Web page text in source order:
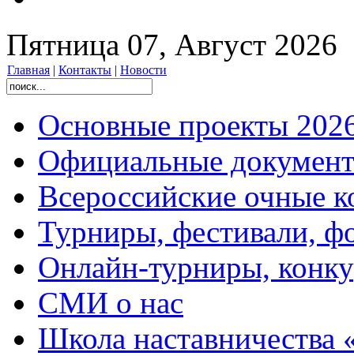
Пятница 07, Август 2026
Главная | Контакты | Новости
Основные проекты
Официальные
Всероссийские очные
Турниры, фестивали,
Онлайн-турниры,
СМИ о нас
Школа